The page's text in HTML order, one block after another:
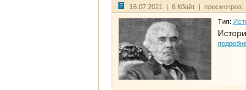
16.07.2021 | 6 Кбайт | просмотров:
Тип: